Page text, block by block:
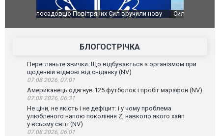
Сили оборони уразили Ярославський НПЗ:
атаку. ВІДЕО
Неймар
БЛОГОСТРІЧКА
Перегляньте звички. Що відбувається з організмом при
щоденній відмові від сніданку (NV)
07.08.2026, 07:01
Американець одягнув 125 футболок і пробіг марафон (NV)
07.08.2026, 06:31
Не ціни, не якість і не дефіцит: і у чому проблема
улюбленого напою покоління Z, навколо якого хайп
у всьому світі (NV)
07.08.2026, 06:01